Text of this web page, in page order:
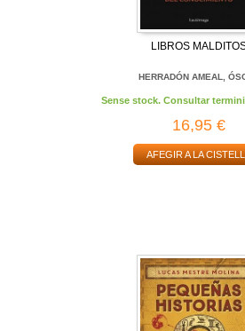
LIBROS
HERRADÓN AMEAL,
Sense stock. Consultar
16,95 €
AFEGIR A LA